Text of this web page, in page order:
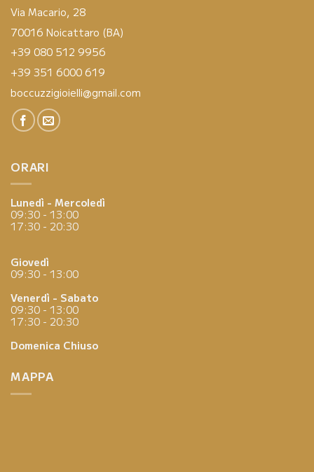
Via Macario, 28
70016 Noicattaro (BA)
+39 080 512 9956
+39 351 6000 619
boccuzzigioielli@gmail.com
ORARI
Lunedì - Mercoledì
09:30 - 13:00
17:30 - 20:30
Giovedì
09:30 - 13:00
Venerdì - Sabato
09:30 - 13:00
17:30 - 20:30
Domenica Chiuso
MAPPA